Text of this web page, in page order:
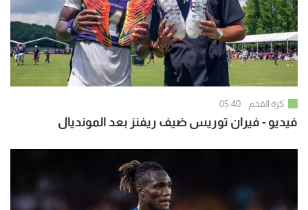
كرة القدم 05:40
فيديو - فيران توريس ضيف ريفنز بعد المونديال